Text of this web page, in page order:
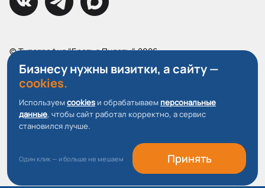
© Типография "Братья Пилоты", 2026
Все права защищены.
Политика конфиденциальности
Пользовательское соглашение
О файлах Cookie
Бизнесу нужны визитки, а сайту —
cookies.
Используемcookies и обрабатываем персональные
данные, чтобы сайт работал корректно, а сервис
становился лучше.
Один клик — и больше не мешаем Принять